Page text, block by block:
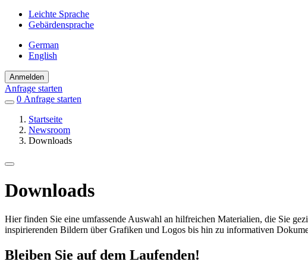
Leichte Sprache
Gebärdensprache
German
English
Anmelden
Anfrage starten
0 Einträge
Favoriten
Anfrage starten
Startseite
Newsroom
Downloads
Downloads
Hier finden Sie eine umfassende Auswahl an hilfreichen Materialien, die Sie
inspirierenden Bildern über Grafiken und Logos bis hin zu informativen
Bleiben Sie auf dem Laufenden!